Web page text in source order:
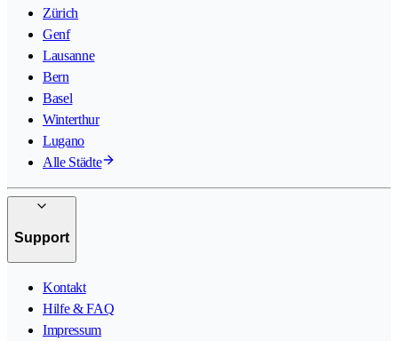
Zürich
Genf
Lausanne
Bern
Basel
Winterthur
Lugano
Alle Städte
Support
Kontakt
Hilfe & FAQ
Impressum